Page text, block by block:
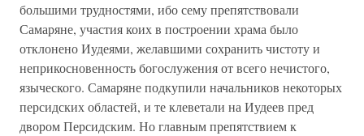
большими трудностями, ибо сему препятствовали
Самаряне, участия коих в построении храма было
отклонено Иудеями, желавшими сохранить чистоту и
неприкосновенность богослужения от всего нечистого,
языческого. Самаряне подкупили начальников некоторых
персидских областей, и те клеветали на Иудеев пред
двором Персидским. Но главным препятствием к